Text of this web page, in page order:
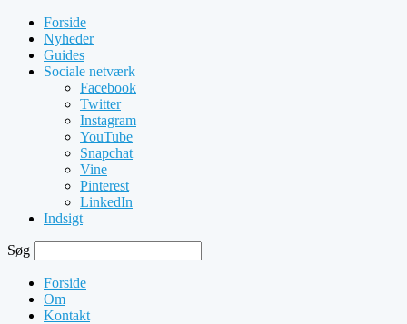
Forside
Nyheder
Guides
Sociale netværk
Facebook
Twitter
Instagram
YouTube
Snapchat
Vine
Pinterest
LinkedIn
Indsigt
Søg
Forside
Om
Kontakt